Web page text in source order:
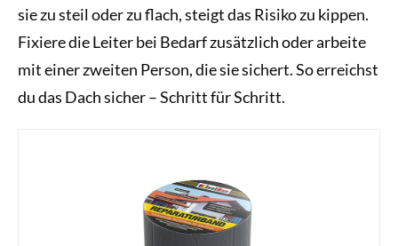
sie zu steil oder zu flach, steigt das Risiko zu kippen.
Fixiere die Leiter bei Bedarf zusätzlich oder arbeite
mit einer zweiten Person, die sie sichert. So erreichst
du das Dach sicher – Schritt für Schritt.